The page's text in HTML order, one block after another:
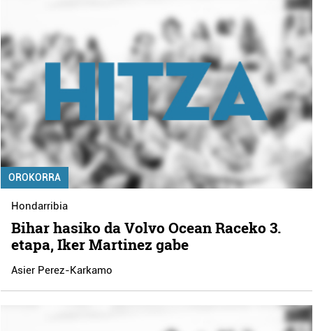
OROKORRA
Hondarribia
Bihar hasiko da Volvo Ocean Raceko 3.
etapa, Iker Martinez gabe
Asier Perez-Karkamo